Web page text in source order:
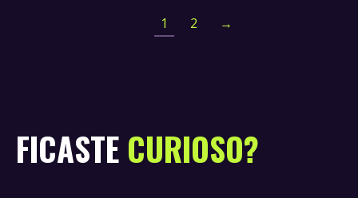
1 2 →
FICASTE CURIOSO?